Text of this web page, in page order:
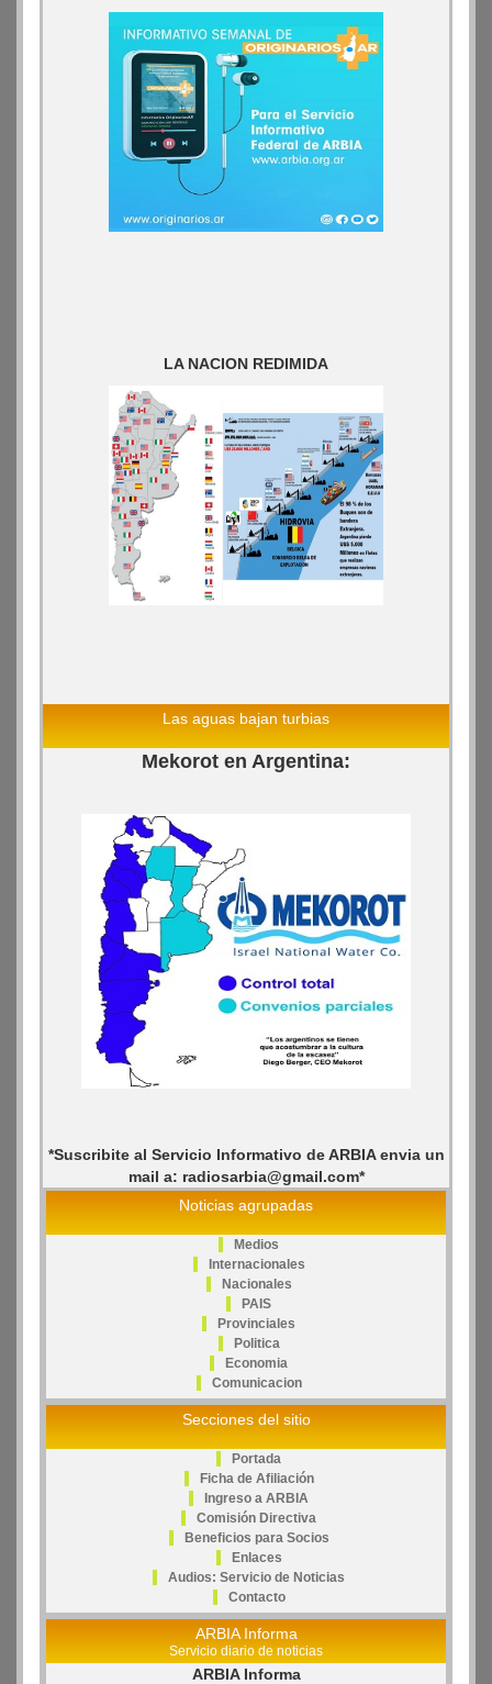
LA NACION REDIMIDA
Las aguas bajan turbias
Mekorot en Argentina:
*Suscribite al Servicio Informativo de ARBIA envia un
mail a: radiosarbia@gmail.com*
Noticias agrupadas
Medios
Internacionales
Nacionales
PAIS
Provinciales
Politica
Economia
Comunicacion
Secciones del sitio
Portada
Ficha de Afiliación
Ingreso a ARBIA
Comisión Directiva
Beneficios para Socios
Enlaces
Audios: Servicio de Noticias
Contacto
ARBIA Informa
Servicio diario de noticias
ARBIA Informa